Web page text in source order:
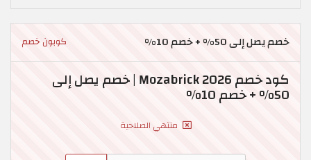
خصم يصل إلى 50% + خصم 10% كوبون خصم
كود خصم Mozabrick 2026 | خصم يصل إلى
50% + خصم 10%
منتهي الصلاحية